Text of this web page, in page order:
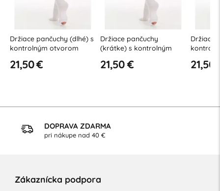
Držiace pančuchy (dlhé) s
kontrolným otvorom
21,50 €
Držiace pančuchy
(krátke) s kontrolným
mmHg)
21,50 €
Držiace
AE20
21,50
DOPRAVA ZDARMA
pri nákupe nad 40 €
Zákaznícka podpora